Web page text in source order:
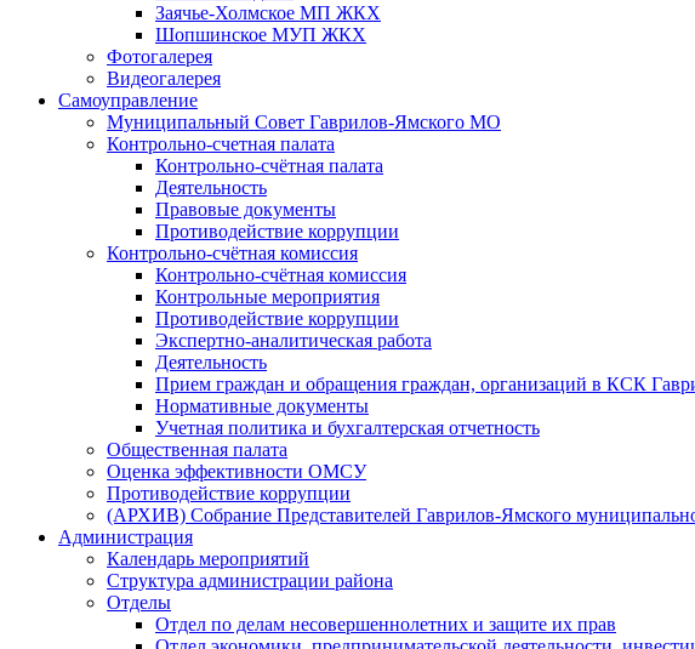
Заячье-Холмское МП ЖКХ
Шопшинское МУП ЖКХ
Фотогалерея
Видеогалерея
Самоуправление
Муниципальный Совет Гаврилов-Ямского МО
Контрольно-счетная палата
Контрольно-счётная палата
Деятельность
Правовые документы
Противодействие коррупции
Контрольно-счётная комиссия
Контрольно-счётная комиссия
Контрольные мероприятия
Противодействие коррупции
Экспертно-аналитическая работа
Деятельность
Прием граждан и обращения граждан, организаций в КСК
Нормативные документы
Учетная политика и бухгалтерская отчетность
Общественная палата
Оценка эффективности ОМСУ
Противодействие коррупции
(АРХИВ) Собрание Представителей Гаврилов-Ямского
Администрация
Календарь мероприятий
Структура администрации района
Отделы
Отдел по делам несовершеннолетних и защите их прав